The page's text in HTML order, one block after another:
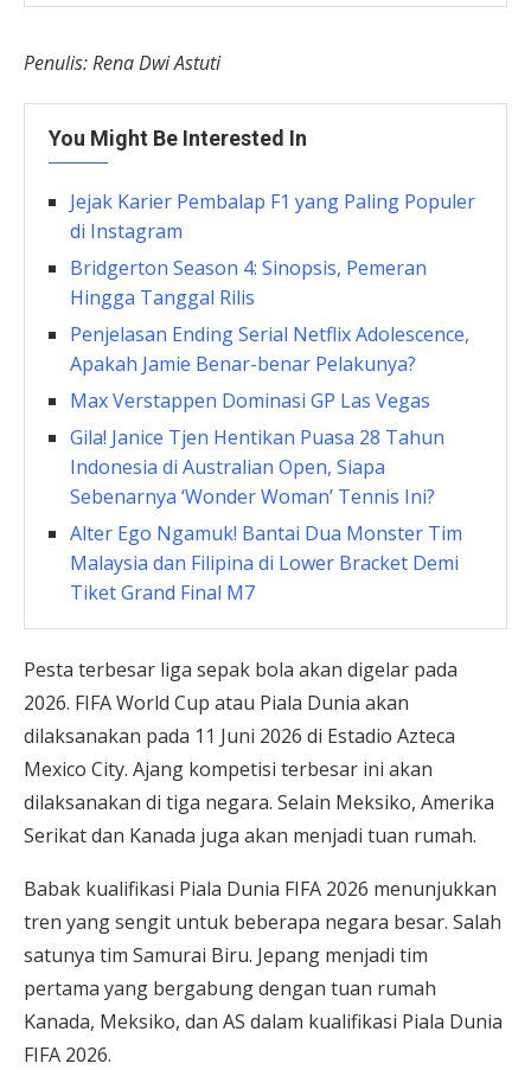
Penulis: Rena Dwi Astuti
You Might Be Interested In
Jejak Karier Pembalap F1 yang Paling Populer
di Instagram
Bridgerton Season 4: Sinopsis, Pemeran
Hingga Tanggal Rilis
Penjelasan Ending Serial Netflix Adolescence,
Apakah Jamie Benar-benar Pelakunya?
Max Verstappen Dominasi GP Las Vegas
Gila! Janice Tjen Hentikan Puasa 28 Tahun
Indonesia di Australian Open, Siapa
Sebenarnya ‘Wonder Woman’ Tennis Ini?
Alter Ego Ngamuk! Bantai Dua Monster Tim
Malaysia dan Filipina di Lower Bracket Demi
Tiket Grand Final M7
Pesta terbesar liga sepak bola akan digelar pada
2026. FIFA World Cup atau Piala Dunia akan
dilaksanakan pada 11 Juni 2026 di Estadio Azteca
Mexico City. Ajang kompetisi terbesar ini akan
dilaksanakan di tiga negara. Selain Meksiko, Amerika
Serikat dan Kanada juga akan menjadi tuan rumah.
Babak kualifikasi Piala Dunia FIFA 2026 menunjukkan
tren yang sengit untuk beberapa negara besar. Salah
satunya tim Samurai Biru. Jepang menjadi tim
pertama yang bergabung dengan tuan rumah
Kanada, Meksiko, dan AS dalam kualifikasi Piala Dunia
FIFA 2026.